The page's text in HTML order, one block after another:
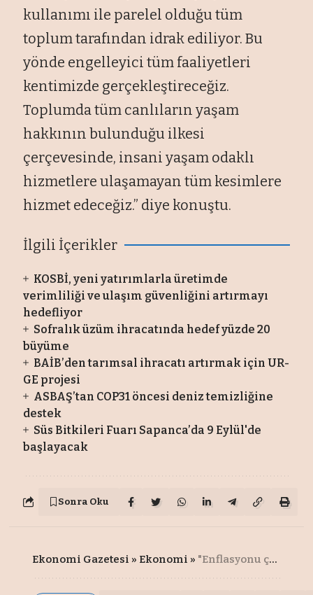
kullanımı ile parelel olduğu tüm
toplum tarafından idrak ediliyor. Bu
yönde engelleyici tüm faaliyetleri
kentimizde gerçekleştireceğiz.
Toplumda tüm canlıların yaşam
hakkının bulunduğu ilkesi
çerçevesinde, insani yaşam odaklı
hizmetlere ulaşamayan tüm kesimlere
hizmet edeceğiz.” diye konuştu.
İlgili İçerikler
KOSBİ, yeni yatırımlarla üretimde
verimliliği ve ulaşım güvenliğini artırmayı
hedefliyor
Sofralık üzüm ihracatında hedef yüzde 20
büyüme
BAİB’den tarımsal ihracatı artırmak için UR-
GE projesi
ASBAŞ’tan COP31 öncesi deniz temizliğine
destek
Süs Bitkileri Fuarı Sapanca’da 9 Eylül'de
başlayacak
Sonra Oku
Ekonomi Gazetesi » Ekonomi » "Enflasyonu çözmek için para politikası tek başına yeterli değil"